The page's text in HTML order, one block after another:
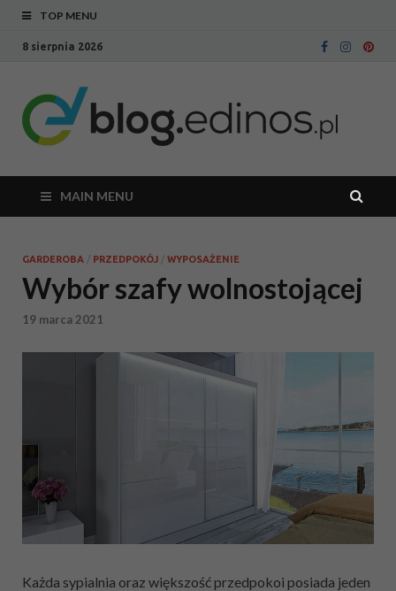
TOP MENU
8 sierpnia 2026
Edinos
MAIN MENU
GARDEROBA / PRZEDPOKÓJ / WYPOSAŻENIE
Wybór szafy wolnostojącej
19 marca 2021
Każda sypialnia oraz większość przedpokoi posiada jeden